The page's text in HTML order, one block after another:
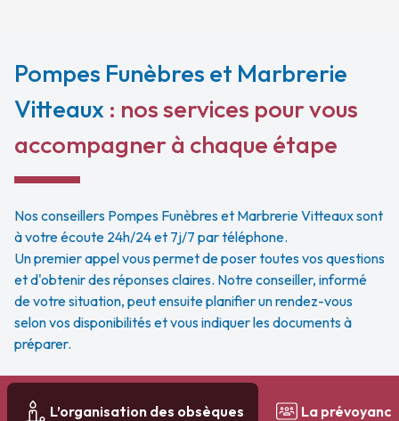
Pompes Funèbres et Marbrerie
Vitteaux : nos services pour vous
accompagner à chaque étape
Nos conseillers Pompes Funèbres et Marbrerie Vitteaux sont
à votre écoute 24h/24 et 7j/7 par téléphone.
Un premier appel vous permet de poser toutes vos questions
et d'obtenir des réponses claires. Notre conseiller, informé
de votre situation, peut ensuite planifier un rendez-vous
selon vos disponibilités et vous indiquer les documents à
préparer.
L’organisation des obsèques La